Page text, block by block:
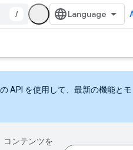
/
API を使用して、最新の機能とモ
コンテンツを